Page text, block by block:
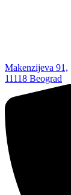
Makenzijeva 91,
11118 Beograd